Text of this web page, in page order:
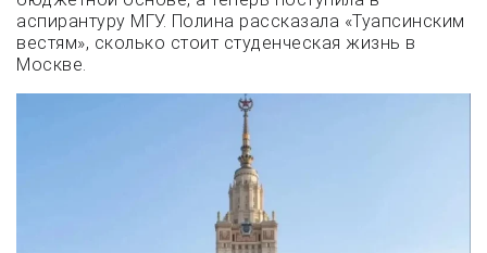
аспирантуру МГУ. Полина рассказала «Туапсинским
вестям», сколько стоит студенческая жизнь в
Москве.